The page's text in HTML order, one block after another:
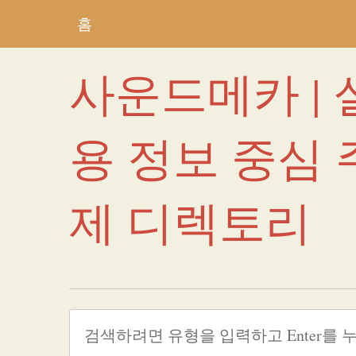
홈
사운드메카 |
용 정보 중심
제 디렉토리